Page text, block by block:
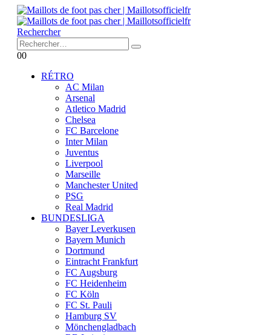
Rechercher
00
RÉTRO
AC Milan
Arsenal
Atletico Madrid
Chelsea
FC Barcelone
Inter Milan
Juventus
Liverpool
Marseille
Manchester United
PSG
Real Madrid
BUNDESLIGA
Bayer Leverkusen
Bayern Munich
Dortmund
Eintracht Frankfurt
FC Augsburg
FC Heidenheim
FC Köln
FC St. Pauli
Hamburg SV
Mönchengladbach